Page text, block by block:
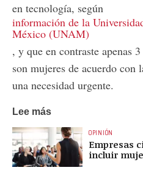
en tecnología, según
información de la
México (UNAM)
, y que en contraste apenas
son mujeres de acuerdo con
una necesidad urgente.
Lee más
OPINIÓN
Empresas
incluir